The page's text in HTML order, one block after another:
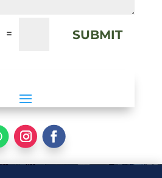
= SUBMIT